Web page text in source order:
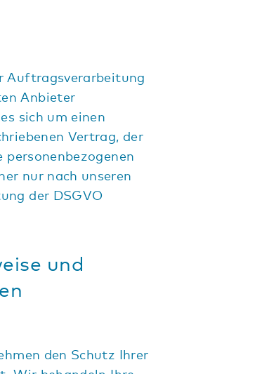
Auftragsverarbeitung
Anbieter
sich um einen
Vertrag, der
nur nach unseren
der DSGVO
und
den Schutz Ihrer